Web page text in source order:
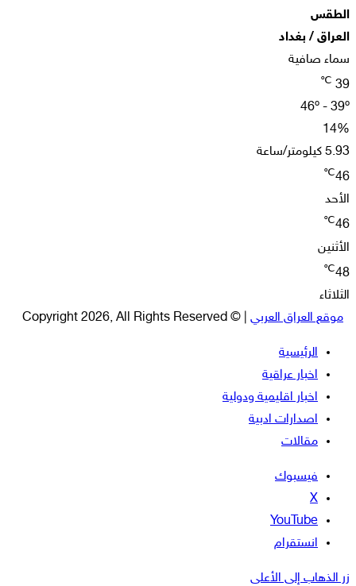
الطقس
العراق / بغداد
سماء صافية
39
℃
46º - 39º
14%
5.93 كيلومتر/ساعة
46
℃
الأحد
46
℃
الأثنين
48
℃
الثلاثاء
موقع العراق العربي | © Copyright 2026, All Rights Reserved
الرئيسية
اخبار عراقية
اخبار اقليمية ودولية
اصدارات ادبية
مقالات
فيسبوك
‫X
‫YouTube
انستقرام
زر الذهاب إلى الأعلى